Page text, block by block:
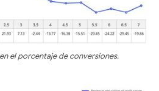
el porcentaje de conversiones.